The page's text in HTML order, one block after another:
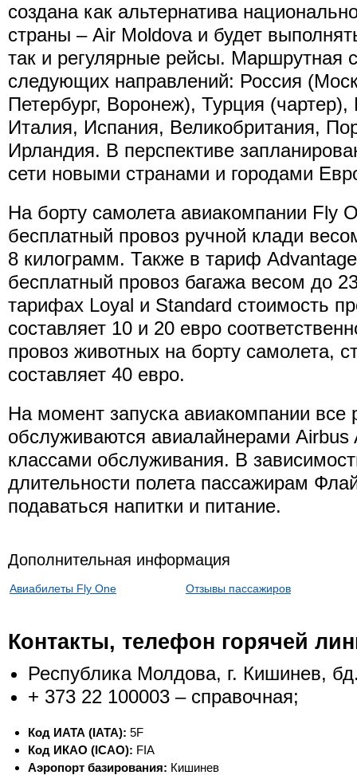
создана как альтернатива
страны – Air Moldova и будет
так и регулярные рейсы. Маршрутная
следующих направлений: Россия
Петербург, Воронеж), Турция (чартер),
Италия, Испания, Великобритания,
Ирландия. В перспективе
сети новыми странами и городами
На борту самолета авиакомпании Fly
бесплатный провоз ручной клади
8 килограмм. Также в тариф
бесплатный провоз багажа весом до
тарифах Loyal и Standard стоимость
составляет 10 и 20 евро
провоз животных на борту самолета,
составляет 40 евро.
На момент запуска авиакомпании все
обслуживаются авиалайнерами Airbus
классами обслуживания. В
длительности полета пассажирам
подаваться напитки и питание.
Дополнительная информация
Авиабилеты Fly One Отзывы пассажиров
Контакты, телефон горячей
Республика Молдова, г. Кишинев,
+ 373 22 100003 – справочная;
Код ИАТА (IATA): 5F
Код ИКАО (ICAO): FIA
Аэропорт базирования: Кишинев